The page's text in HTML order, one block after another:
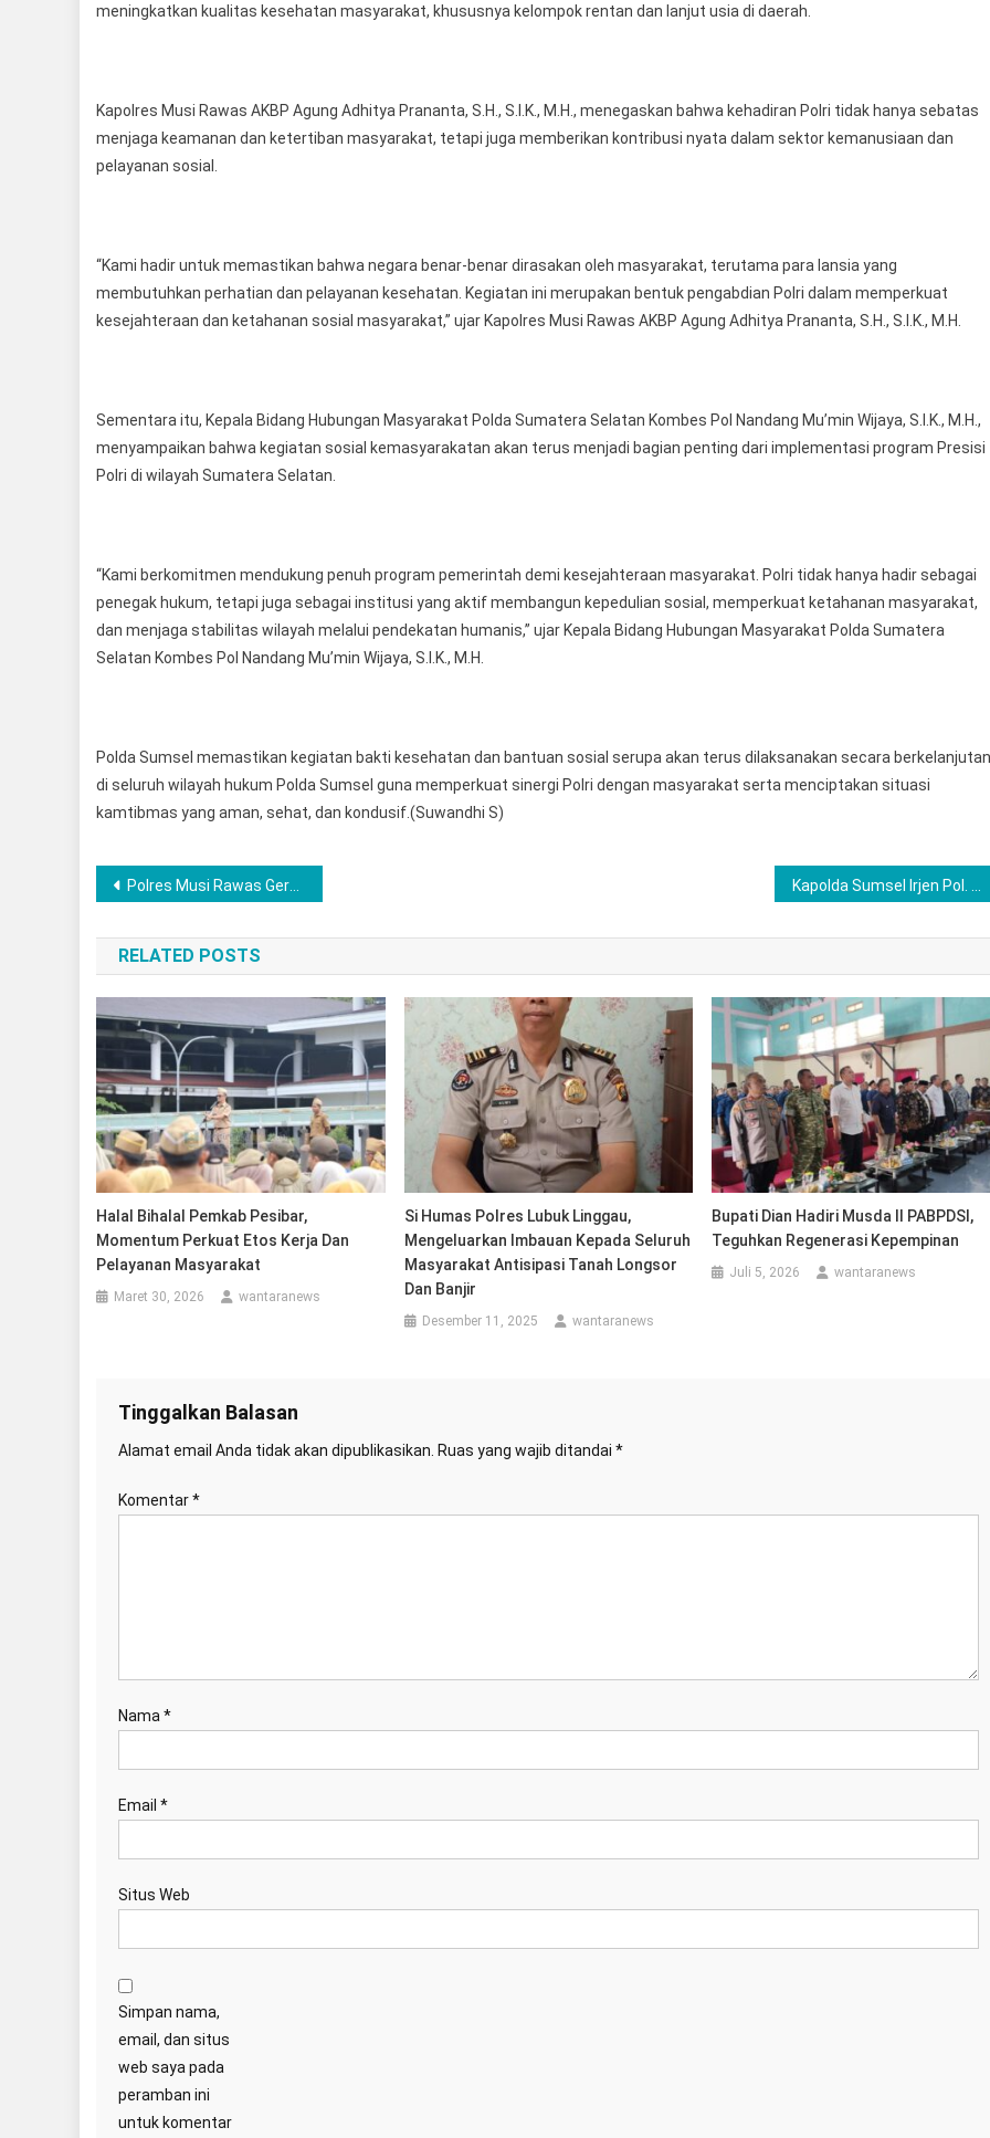
meningkatkan kualitas kesehatan masyarakat, khususnya kelompok rentan dan lanjut usia di daerah.
Kapolres Musi Rawas AKBP Agung Adhitya Prananta, S.H., S.I.K., M.H., menegaskan bahwa kehadiran Polri tidak hanya sebatas
menjaga keamanan dan ketertiban masyarakat, tetapi juga memberikan kontribusi nyata dalam sektor kemanusiaan dan
pelayanan sosial.
“Kami hadir untuk memastikan bahwa negara benar-benar dirasakan oleh masyarakat, terutama para lansia yang
membutuhkan perhatian dan pelayanan kesehatan. Kegiatan ini merupakan bentuk pengabdian Polri dalam memperkuat
kesejahteraan dan ketahanan sosial masyarakat,” ujar Kapolres Musi Rawas AKBP Agung Adhitya Prananta, S.H., S.I.K., M.H.
Sementara itu, Kepala Bidang Hubungan Masyarakat Polda Sumatera Selatan Kombes Pol Nandang Mu’min Wijaya, S.I.K., M.H.,
menyampaikan bahwa kegiatan sosial kemasyarakatan akan terus menjadi bagian penting dari implementasi program Presisi
Polri di wilayah Sumatera Selatan.
“Kami berkomitmen mendukung penuh program pemerintah demi kesejahteraan masyarakat. Polri tidak hanya hadir sebagai
penegak hukum, tetapi juga sebagai institusi yang aktif membangun kepedulian sosial, memperkuat ketahanan masyarakat,
dan menjaga stabilitas wilayah melalui pendekatan humanis,” ujar Kepala Bidang Hubungan Masyarakat Polda Sumatera
Selatan Kombes Pol Nandang Mu’min Wijaya, S.I.K., M.H.
Polda Sumsel memastikan kegiatan bakti kesehatan dan bantuan sosial serupa akan terus dilaksanakan secara berkelanjutan
di seluruh wilayah hukum Polda Sumsel guna memperkuat sinergi Polri dengan masyarakat serta menciptakan situasi
kamtibmas yang aman, sehat, dan kondusif.(Suwandhi S)
Navigasi
pos
Polres Musi Rawas Gerebek Arena Sabung Ayam, 7 Orang Diamankan dan 14 Ekor Ayam
RELATED POSTS
Halal Bihalal Pemkab Pesibar,
Momentum Perkuat Etos Kerja Dan
Pelayanan Masyarakat
Maret 30, 2026 wantaranews
Si Humas Polres Lubuk Linggau,
Mengeluarkan Imbauan Kepada Seluruh
Masyarakat Antisipasi Tanah Longsor
Dan Banjir
Desember 11, 2025 wantaranews
Bupati Dian Hadiri Musda II PABPDSI,
Teguhkan Regenerasi Kepempinan
Juli 5, 2026 wantaranews
Tinggalkan Balasan
Alamat email Anda tidak akan dipublikasikan. Ruas yang wajib ditandai *
Komentar*
Nama*
Email *
Situs Web
Simpan nama,
email, dan situs
web saya pada
peramban ini
untuk komentar